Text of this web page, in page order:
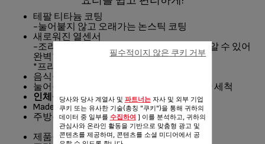
테팔 티타늄 코팅
-눌어붙지 않고 오래가는 논스틱 코팅
새로워진 열센서
-조리 시작의 타이밍을 보다 쉽고 정확하게 알 수 있어
완벽한 요리 가능
*프라이팬 12cm에는 열센서가 없습니다.
음식을 고르게 익힐 수 있는 고른 열전도
눌어붙지 않는 논스틱 외부 코팅으로 편리한 세척
인체공학적 손잡이로 편리한 사용
Made in 프랑스, 믿을 수 있는 품질
주방용품 세계 판매 1위
제품구성
당사와 당사 계열사 및 파트너는자사 및 외부 기업
쿠키 또는 유사한 기술(총칭 "쿠키")을 통해 귀하의
데이터 중 일부를 수집하여 ] 이를 분석하고, 귀하의
관심사와 온라인 활동을 기반으로 맞춤형 광고 및
콘텐츠를 제공하며, 콘텐츠를 소셜 미디어에서 공
필수적이지 않은 쿠키 거부